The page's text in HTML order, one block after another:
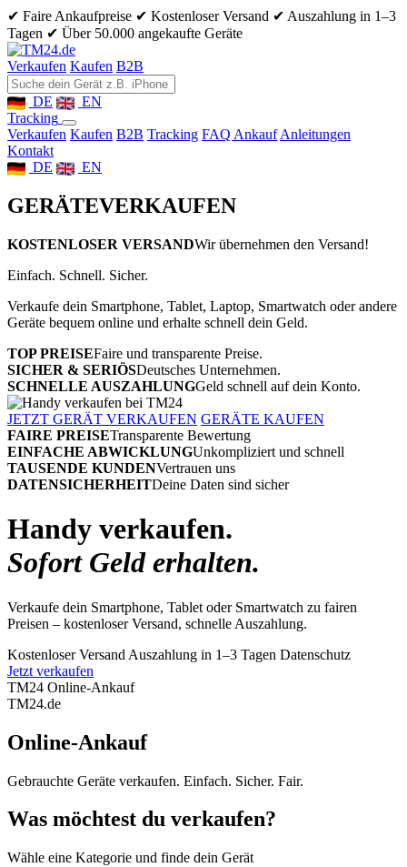
✔ Faire Ankaufpreise ✔ Kostenloser Versand ✔ Auszahlung in 1–3
Tagen ✔ Über 50.000 angekaufte Geräte
Verkaufen Kaufen B2B
DE
EN
Tracking
Verkaufen Kaufen B2B Tracking FAQ Ankauf Anleitungen
Kontakt
DE
EN
GERÄTEVERKAUFEN
KOSTENLOSER VERSANDWir übernehmen den Versand!
Einfach. Schnell. Sicher.
Verkaufe dein Smartphone, Tablet, Laptop, Smartwatch oder andere
Geräte bequem online und erhalte schnell dein Geld.
TOP PREISEFaire und transparente Preise.
SICHER & SERIÖSDeutsches Unternehmen.
SCHNELLE AUSZAHLUNGGeld schnell auf dein Konto.
JETZT GERÄT VERKAUFEN GERÄTE KAUFEN
FAIRE PREISETransparente Bewertung
EINFACHE ABWICKLUNGUnkompliziert und schnell
TAUSENDE KUNDENVertrauen uns
DATENSICHERHEITDeine Daten sind sicher
Handy verkaufen.
Sofort Geld erhalten.
Verkaufe dein Smartphone, Tablet oder Smartwatch zu fairen
Preisen – kostenloser Versand, schnelle Auszahlung.
Kostenloser Versand Auszahlung in 1–3 Tagen Datenschutz
Jetzt verkaufen
TM24 Online-Ankauf
TM24.de
Online-Ankauf
Gebrauchte Geräte verkaufen. Einfach. Sicher. Fair.
Was möchtest du verkaufen?
Wähle eine Kategorie und finde dein Gerät